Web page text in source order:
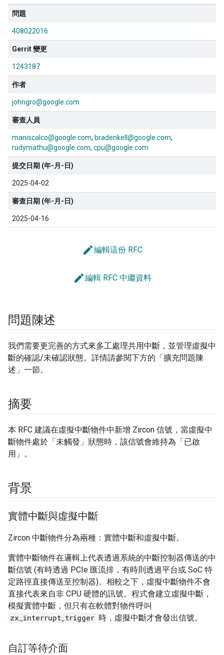
問題
408022016
Gerrit 變更
1243187
作者
johngro@google.com
審查人員
maniscalco@google.com bradenkell@google.com
rudymathu@google.com cpu@google.com
提交日期 (年-月-日)
2025-04-02
審查日期 (年-月-日)
2025-04-16
edit編輯這份 RFC
edit編輯 RFC 中繼資料
問題陳述
我們需要更完善的方式來多工處理共用中斷，並管理虛擬中
斷的確認/未確認狀態。詳情請參閱下方的「擴充問題陳
述」一節。
摘要
本 RFC 建議在虛擬中斷物件中新增 Zircon 信號，當虛擬中
斷物件處於「未觸發」狀態時，該信號會維持為「已啟
用」。
背景
實體中斷與虛擬中斷
Zircon 中斷物件分為兩種：實體中斷和虛擬中斷。
實體中斷物件在邏輯上代表透過系統的中斷控制器傳送的中
斷信號 (有時透過 PCIe 匯流排，有時則透過平台或 SoC 特
定路徑直接傳送至控制器)。相較之下，虛擬中斷物件不會
直接代表來自非 CPU 硬體的訊號。程式會建立虛擬中斷，
模擬實體中斷，但只有在軟體對物件呼叫
zx_interrupt_trigger 時，虛擬中斷才會發出信號。
自訂等待介面